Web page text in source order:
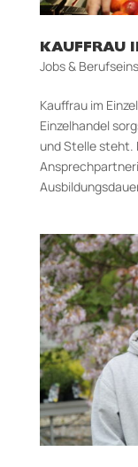
KAUFFRAU
Jobs &
Kauffrau im
Einzelhandel
und Stelle steht.